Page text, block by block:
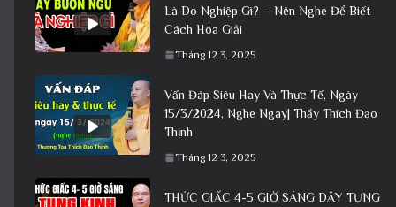
Là Do Nghiệp Gì? – Nên Nghe Để Biết
Cách Hóa Giải
Tháng 12 3, 2025
Vấn Đáp Siêu Hay Và Thực Tế, Ngày
15/3/2024, Nghe Ngay| Thầy Thích Đạo
Thịnh
Tháng 12 3, 2025
THỨC GIẤC 4-5 GIỜ SÁNG DẬY TỤNG